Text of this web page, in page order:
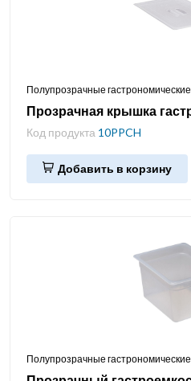
Полупрозрачные
Прозрачная крышка
Код продукта 10PPCH
Добавить в корзину
Полупрозрачные